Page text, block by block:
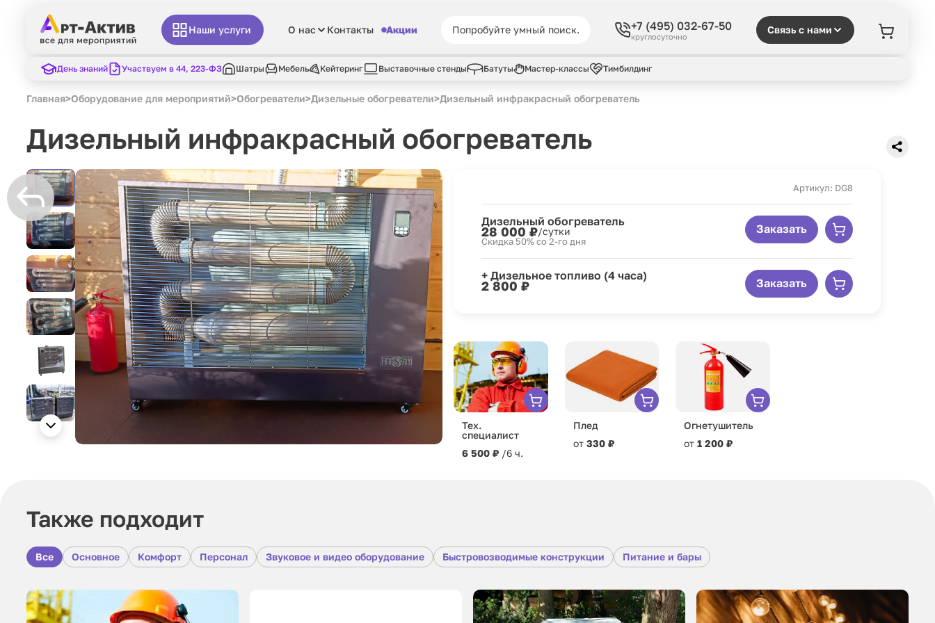
Наши услуги О нас Контакты Акции +7 (495) 032-67-50
круглосуточно
Связь с нами
День знаний Участвуем в 44, 223-ФЗ Шатры Мебель Кейтеринг Выставочные стенды Батуты Мастер-классы Тимбилдинг
Главная>Оборудование для мероприятий>Обогреватели>Дизельные обогреватели>Дизельный инфракрасный обогреватель
Дизельный инфракрасный обогреватель
Артикул: DG8
Дизельный обогреватель
28 000 ₽/сутки
Скидка 50% со 2-го дня
Заказать
+ Дизельное топливо (4 часа)
2 800 ₽ Заказать
Тех.
специалист
6 500 ₽ /6 ч.
Плед
от 330 ₽
Огнетушитель
от 1 200 ₽
Также подходит
Все Основное Комфорт Персонал Звуковое и видео оборудование Быстровозводимые конструкции Питание и бары